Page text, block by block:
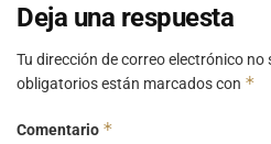
Deja una respuesta
Tu dirección de correo electrónico no
obligatorios están marcados con *
Comentario *